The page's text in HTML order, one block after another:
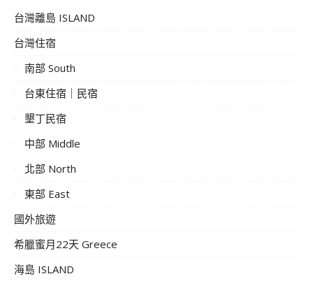
台灣離島 ISLAND
台灣住宿
南部 South
台東住宿｜民宿
墾丁民宿
中部 Middle
北部 North
東部 East
國外旅遊
希臘蜜月22天 Greece
海島 ISLAND